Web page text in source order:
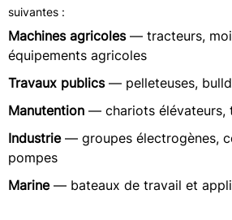
suivantes :
Machines agricoles— tracteurs,
équipements agricoles
Travaux publics— pelleteuses,
Manutention — chariots élévateurs,
Industrie— groupes électrogènes,
pompes
Marine— bateaux de travail et